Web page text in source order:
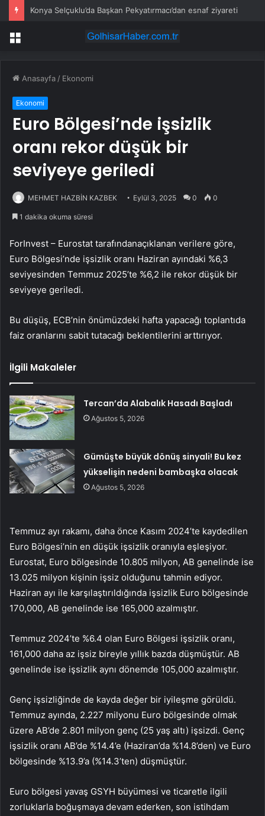
Konya Selçuklu’da Başkan Pekyatırmacı’dan esnaf ziyareti
Menü
Anasayfa / Ekonomi
Ekonomi
Euro Bölgesi’nde işsizlik
oranı rekor düşük bir
seviyeye geriledi
MEHMET HAZBİN KAZBEK Eylül 3, 2025 0 0
1 dakika okuma süresi
ForInvest – Eurostat tarafındanaçıklanan verilere göre,
Euro Bölgesi’nde işsizlik oranı Haziran ayındaki %6,3
seviyesinden Temmuz 2025’te %6,2 ile rekor düşük bir
seviyeye geriledi.
Bu düşüş, ECB’nin önümüzdeki hafta yapacağı toplantıda
faiz oranlarını sabit tutacağı beklentilerini arttırıyor.
İlgili Makaleler
Tercan’da Alabalık Hasadı Başladı
Ağustos 5, 2026
Gümüşte büyük dönüş sinyali! Bu kez
yükselişin nedeni bambaşka olacak
Ağustos 5, 2026
Temmuz ayı rakamı, daha önce Kasım 2024’te kaydedilen
Euro Bölgesi’nin en düşük işsizlik oranıyla eşleşiyor.
Eurostat, Euro bölgesinde 10.805 milyon, AB genelinde ise
13.025 milyon kişinin işsiz olduğunu tahmin ediyor.
Haziran ayı ile karşılaştırıldığında işsizlik Euro bölgesinde
170,000, AB genelinde ise 165,000 azalmıştır.
Temmuz 2024’te %6.4 olan Euro Bölgesi işsizlik oranı,
161,000 daha az işsiz bireyle yıllık bazda düşmüştür. AB
genelinde ise işsizlik aynı dönemde 105,000 azalmıştır.
Genç işsizliğinde de kayda değer bir iyileşme görüldü.
Temmuz ayında, 2.227 milyonu Euro bölgesinde olmak
üzere AB’de 2.801 milyon genç (25 yaş altı) işsizdi. Genç
işsizlik oranı AB’de %14.4’e (Haziran’da %14.8’den) ve Euro
bölgesinde %13.9’a (%14.3’ten) düşmüştür.
Euro bölgesi yavaş GSYH büyümesi ve ticaretle ilgili
zorluklarla boğuşmaya devam ederken, son istihdam